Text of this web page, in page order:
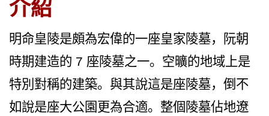
在
南
好
的
作
介紹
明命皇陵是頗為宏偉的一座皇家陵墓，阮朝
時期建造的 7 座陵墓之一。空曠的地域上是
特別對稱的建築。與其說這是座陵墓，倒不
如說是座大公園更為合適。整個陵墓佔地遼